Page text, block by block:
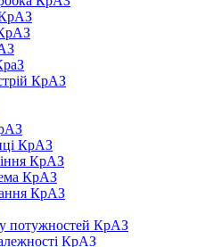
КрАЗ
КрАЗ
КрАЗ
КрАЗ
КрАЗ
потужностей КрАЗ
КрАЗ